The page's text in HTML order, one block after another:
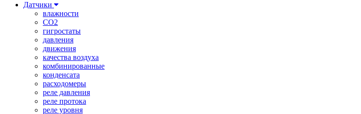
Датчики
влажности
CO2
гигростаты
давления
движения
качества воздуха
комбинированные
конденсата
расходомеры
реле давления
реле протока
реле уровня